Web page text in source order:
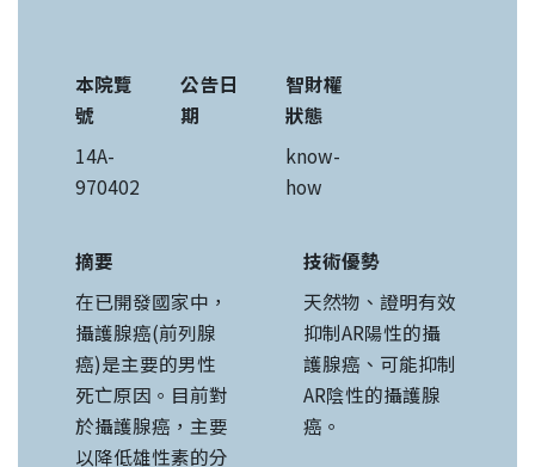
本院覽
號
14A-
970402
公告日
期
智財權
狀態
know-
how
摘要
在已開發國家中，
攝護腺癌(前列腺
癌)是主要的男性
死亡原因。目前對
於攝護腺癌，主要
以降低雄性素的分
技術優勢
天然物、證明有效
抑制AR陽性的攝
護腺癌、可能抑制
AR陰性的攝護腺
癌。